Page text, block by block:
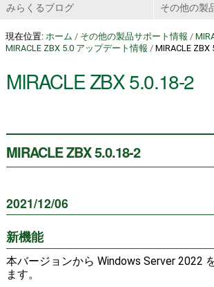
みらくるブログ その他の製
現在位置: ホーム / その他の製品サポート情報 /
MIRACLE ZBX 5.0 アップデート情報 / MIRACLE ZBX
MIRACLE ZBX 5.0.18-2
MIRACLE ZBX 5.0.18-2
2021/12/06
新機能
本バージョンから Windows Server 2022
ます。